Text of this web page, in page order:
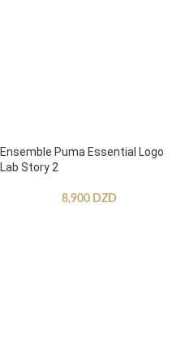
Ensemble Puma Essential Logo
Lab Story 2
8,900 DZD